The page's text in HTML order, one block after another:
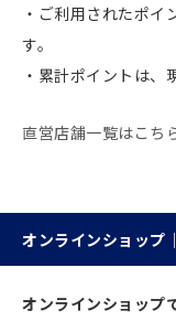
・ご利用されたポイ
す。
・累計ポイントは、
直営店舗一覧はこち
オンラインショップ
オンラインショップ